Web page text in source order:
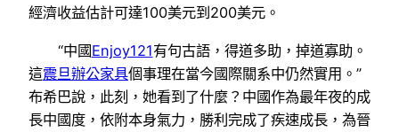
經濟收益估計可達100美元到200美元。
“中國Enjoy121有句古語，得道多助，掉道寡助。
這震旦辦公家具個事理在當今國際關系中仍然實用。”
布希巴說，此刻，她看到了什麼？中國作為最年夜的成
長中國度，依附本身氣力，勝利完成了疾速成長，為晉